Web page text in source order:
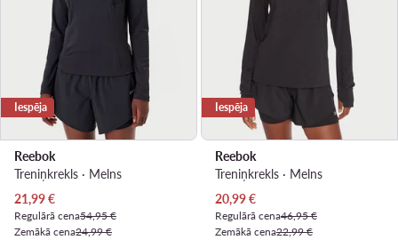
Iespēja
Reebok
Treniņkrekls · Melns
Pašreizējā cena
21,99€
Regulārā cena54,95 €
Zemākā cena24,99 €
Iespēja
Reebok
Treniņkrekls · Melns
Pašreizējā cena
20,99€
Regulārā cena46,95 €
Zemākā cena22,99 €